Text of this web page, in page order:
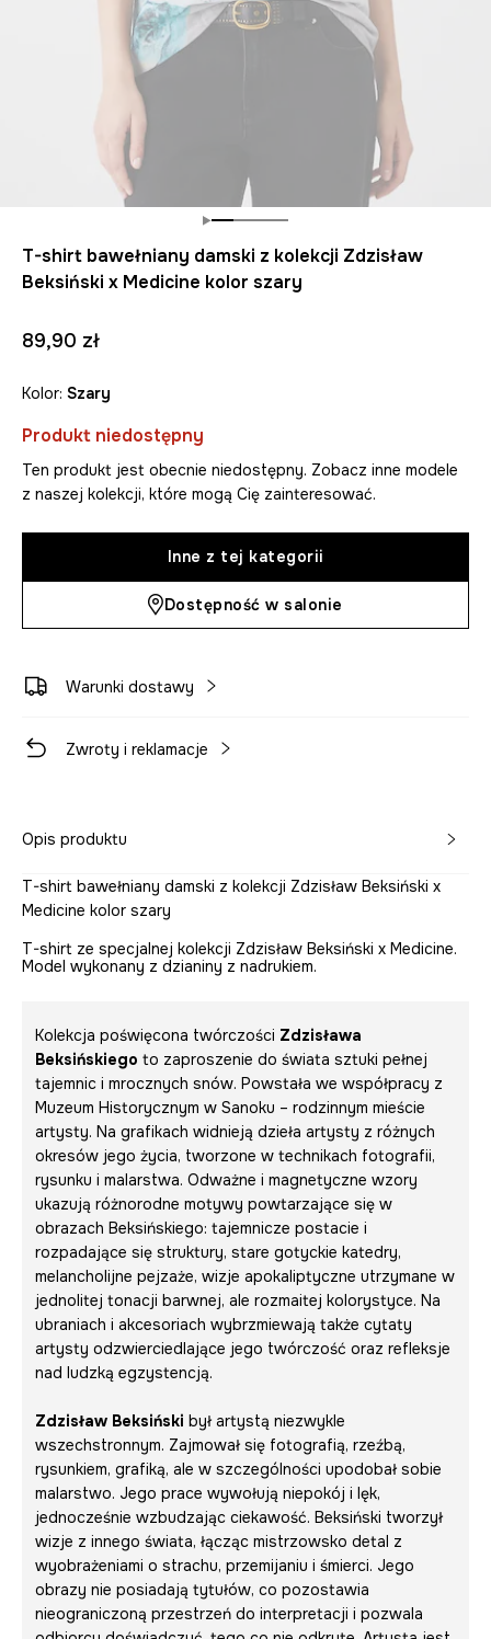
T-shirt bawełniany damski z kolekcji Zdzisław
Beksiński x Medicine kolor szary
89,90 zł
Kolor: szary
Produkt niedostępny
Ten produkt jest obecnie niedostępny. Zobacz inne modele
z naszej kolekcji, które mogą Cię zainteresować.
Inne z tej kategorii
Dostępność w salonie
Warunki dostawy
Zwroty i reklamacje
Opis produktu
T-shirt bawełniany damski z kolekcji Zdzisław Beksiński x
Medicine kolor szary
T-shirt ze specjalnej kolekcji Zdzisław Beksiński x Medicine.
Model wykonany z dzianiny z nadrukiem.
Kolekcja poświęcona twórczości Zdzisława
Beksińskiego to zaproszenie do świata sztuki pełnej
tajemnic i mrocznych snów. Powstała we współpracy z
Muzeum Historycznym w Sanoku – rodzinnym mieście
artysty. Na grafikach widnieją dzieła artysty z różnych
okresów jego życia, tworzone w technikach fotografii,
rysunku i malarstwa. Odważne i magnetyczne wzory
ukazują różnorodne motywy powtarzające się w
obrazach Beksińskiego: tajemnicze postacie i
rozpadające się struktury, stare gotyckie katedry,
melancholijne pejzaże, wizje apokaliptyczne utrzymane w
jednolitej tonacji barwnej, ale rozmaitej kolorystyce. Na
ubraniach i akcesoriach wybrzmiewają także cytaty
artysty odzwierciedlające jego twórczość oraz refleksje
nad ludzką egzystencją.
Zdzisław Beksiński był artystą niezwykle
wszechstronnym. Zajmował się fotografią, rzeźbą,
rysunkiem, grafiką, ale w szczególności upodobał sobie
malarstwo. Jego prace wywołują niepokój i lęk,
jednocześnie wzbudzając ciekawość. Beksiński tworzył
wizje z innego świata, łącząc mistrzowsko detal z
wyobrażeniami o strachu, przemijaniu i śmierci. Jego
obrazy nie posiadają tytułów, co pozostawia
nieograniczoną przestrzeń do interpretacji i pozwala